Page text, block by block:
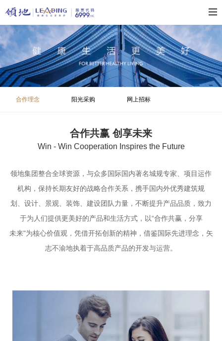
合作理念 阳光采购 网上招标
合作共赢 创享未来
Win - Win Cooperation Inspires the Future
领地集团整合全球资源，与众多国际国内著名城规专家、项目运作
机构，保持长期友好的战略合作关系，携手国内外优秀建筑规
划、设计、景观、装饰、建设团队力量，不断提升产品品质，致力
于为人们提供更美好的产品和生活方式，以“合作共赢，分享
未来"为核心价值观，凭借开拓创新的精神，借鉴国际先进理念，矢
志不渝地执着于高品质产品的开发与运营。